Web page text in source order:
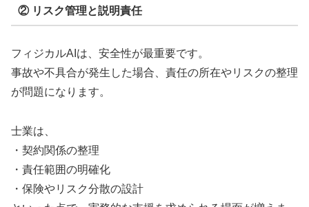
② リスク管理と説明責任
フィジカルAIは、安全性が最重要です。
事故や不具合が発生した場合、責任の所在やリスクの整理
が問題になります。
士業は、
・契約関係の整理
・責任範囲の明確化
・保険やリスク分散の設計